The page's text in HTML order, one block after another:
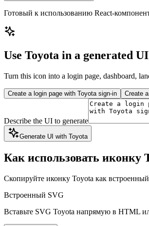
Готовый к использованию React-
Use Toyota in a generated UI
Turn this icon into a login page, dashboard,
Create a login page with Toyota sign-in Create
Describe the UI to generate
Generate UI with Toyota
Как использовать иконку
Скопируйте иконку Toyota как
Встроенный SVG
Вставьте SVG Toyota напрямую в HTML